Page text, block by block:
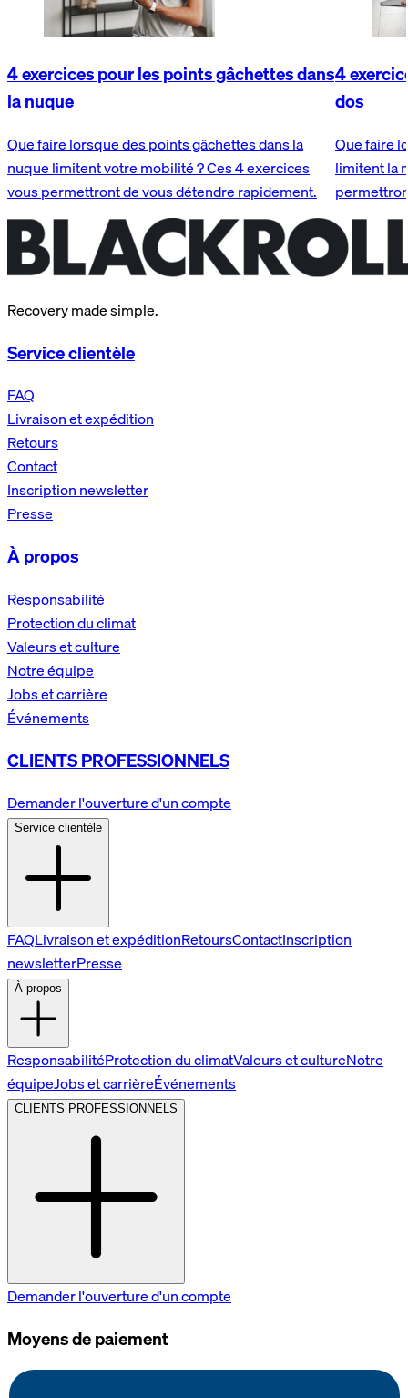
4 exercices pour les points gâchettes dans
la nuque
Que faire lorsque des points gâchettes dans la
nuque limitent votre mobilité ? Ces 4 exercices
vous permettront de vous détendre rapidement.
4
dos
Que faire
limitent la
Recovery made simple.
Service clientèle
FAQ
Livraison et expédition
Retours
Contact
Inscription newsletter
Presse
À propos
Responsabilité
Protection du climat
Valeurs et culture
Notre équipe
Jobs et carrière
Événements
CLIENTS PROFESSIONNELS
Demander l'ouverture d'un compte
Service clientèle
FAQLivraison et expéditionRetoursContactInscription
newsletterPresse
À propos
ResponsabilitéProtection du climatValeurs et cultureNotre
équipeJobs et carrièreÉvénements
CLIENTS PROFESSIONNELS
Demander l'ouverture d'un compte
Moyens de paiement